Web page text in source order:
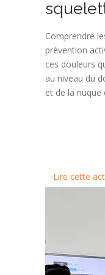
Comprendre
prévention
ces douleurs
au niveau du
et de la nuque
Lire cette